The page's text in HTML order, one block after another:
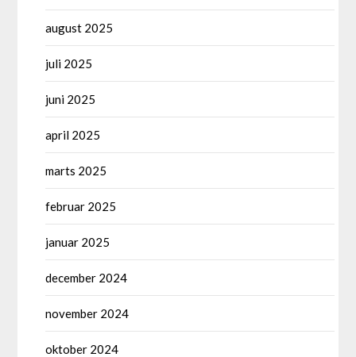
august 2025
juli 2025
juni 2025
april 2025
marts 2025
februar 2025
januar 2025
december 2024
november 2024
oktober 2024